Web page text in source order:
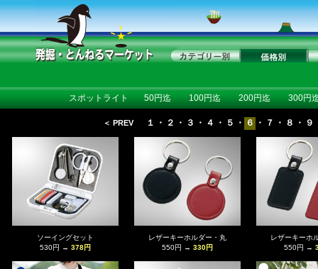
スポットライト 50円迄 100円迄 200円迄 300円
＜ PREV １ ・ ２ ・ ３ ・ ４ ・ ５ ・ ６ ・ ７ ・ ８ ・ ９
ソーイングセット
530円 → 378円
レザーキーホルダー・丸
550円 → 330円
レザーキーホ
550円 →